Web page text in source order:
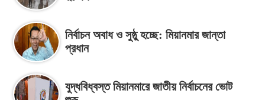
নির্বাচন অবাধ ও সুষ্ঠু হচ্ছে: মিয়ানমার জান্তা
প্রধান
যুদ্ধবিধ্বস্ত মিয়ানমারে জাতীয় নির্বাচনের ভোট